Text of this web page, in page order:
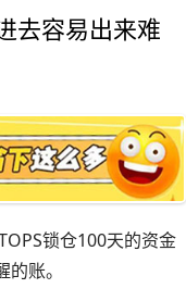
去容易出来难
锁仓100天的资金
账。